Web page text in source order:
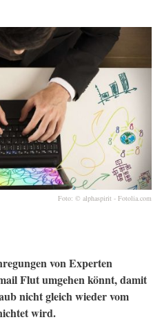
Foto: © alphaspirit - Fotolia.com
von Experten
Flut umgehen könnt, damit
nicht gleich wieder vom
wird.